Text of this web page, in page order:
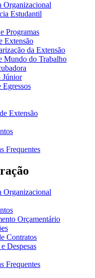
Organizacional
Estudantil
Programas
Extensão
da Extensão
Mundo do Trabalho
Júnior
Egressos
Extensão
Frequentes
Organizacional
Orçamentário
Contratos
Despesas
Frequentes